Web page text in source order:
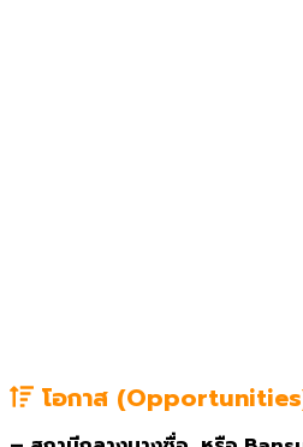
โอกาส